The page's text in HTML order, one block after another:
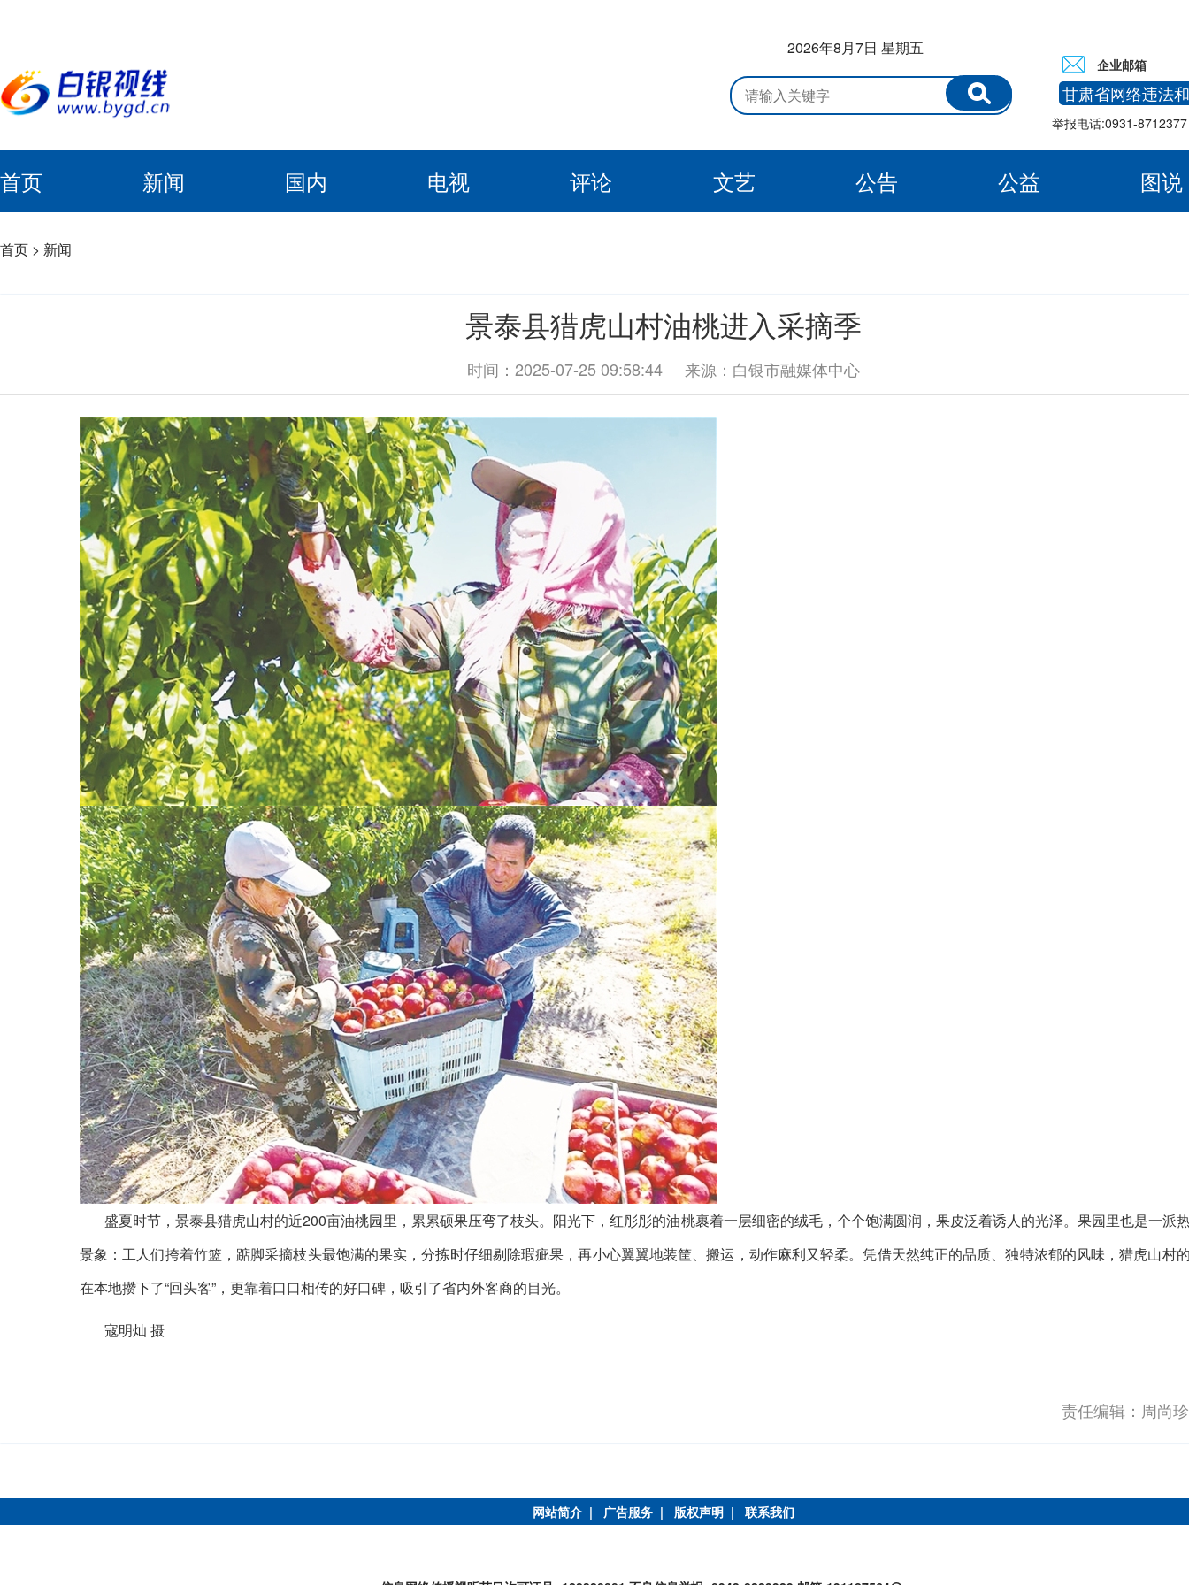
2026年8月7日 星期五
企业邮箱
甘肃省网络违法
举报电话:0931-
首页 新闻 国内 电视 评论 文艺 公告 公益
图说
首页 > 新闻
景泰县猎虎山村油桃进入采摘季
时间：2025-07-25 09:58:44 来源：白银市融媒体中心
盛夏时节，景泰县猎虎山村的近200亩油桃园里，累累硕果压弯了枝头。阳光下，红彤彤的油桃裹着一层细密的绒毛，个个饱满圆润，果皮泛着诱人的光泽。果园里也是一派
景象：工人们挎着竹篮，踮脚采摘枝头最饱满的果实，分拣时仔细剔除瑕疵果，再小心翼翼地装筐、搬运，动作麻利又轻柔。凭借天然纯正的品质、独特浓郁的风味，猎虎山村
在本地攒下了“回头客”，更靠着口口相传的好口碑，吸引了省内外客商的目光。
寇明灿 摄
责任编辑：周尚珍
网站简介 | 广告服务 | 版权声明 | 联系我们